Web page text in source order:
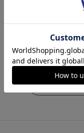
ャルマンノワールブラ
￥2,530 (税込)